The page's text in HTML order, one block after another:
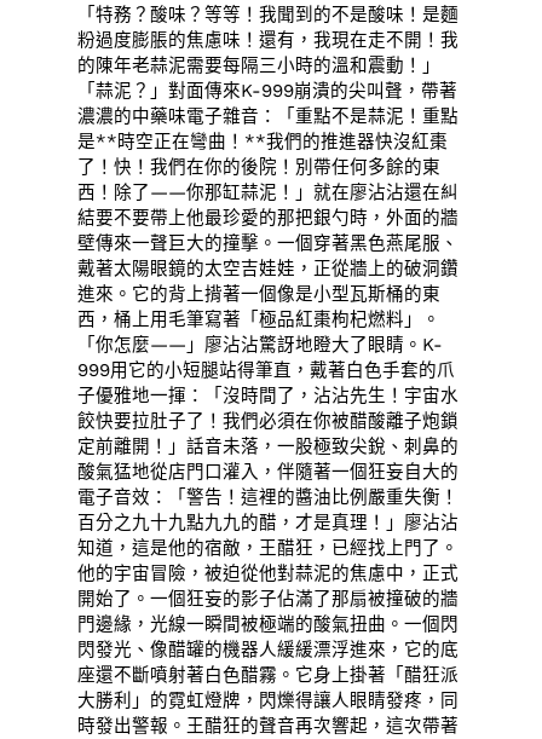
「特務？酸味？等等！我聞到的不是酸味！是麵
粉過度膨脹的焦慮味！還有，我現在走不開！我
的陳年老蒜泥需要每隔三小時的溫和震動！」
「蒜泥？」對面傳來K-999崩潰的尖叫聲，帶著
濃濃的中藥味電子雜音：「重點不是蒜泥！重點
是**時空正在彎曲！**我們的推進器快沒紅棗
了！快！我們在你的後院！別帶任何多餘的東
西！除了——你那缸蒜泥！」就在廖沾沾還在糾
結要不要帶上他最珍愛的那把銀勺時，外面的牆
壁傳來一聲巨大的撞擊。一個穿著黑色燕尾服、
戴著太陽眼鏡的太空吉娃娃，正從牆上的破洞鑽
進來。它的背上揹著一個像是小型瓦斯桶的東
西，桶上用毛筆寫著「極品紅棗枸杞燃料」。
「你怎麼——」廖沾沾驚訝地瞪大了眼睛。K-
999用它的小短腿站得筆直，戴著白色手套的爪
子優雅地一揮：「沒時間了，沾沾先生！宇宙水
餃快要拉肚子了！我們必須在你被醋酸離子炮鎖
定前離開！」話音未落，一股極致尖銳、刺鼻的
酸氣猛地從店門口灌入，伴隨著一個狂妄自大的
電子音效：「警告！這裡的醬油比例嚴重失衡！
百分之九十九點九九的醋，才是真理！」廖沾沾
知道，這是他的宿敵，王醋狂，已經找上門了。
他的宇宙冒險，被迫從他對蒜泥的焦慮中，正式
開始了。一個狂妄的影子佔滿了那扇被撞破的牆
門邊緣，光線一瞬間被極端的酸氣扭曲。一個閃
閃發光、像醋罐的機器人緩緩漂浮進來，它的底
座還不斷噴射著白色醋霧。它身上掛著「醋狂派
大勝利」的霓虹燈牌，閃爍得讓人眼睛發疼，同
時發出警報。王醋狂的聲音再次響起，這次帶著